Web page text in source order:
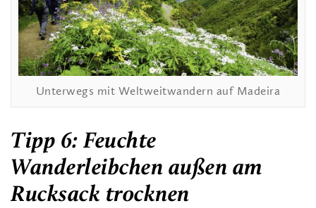
Unterwegs mit Weltweitwandern auf Madeira
Tipp 6: Feuchte
Wanderleibchen außen am
Rucksack trocknen